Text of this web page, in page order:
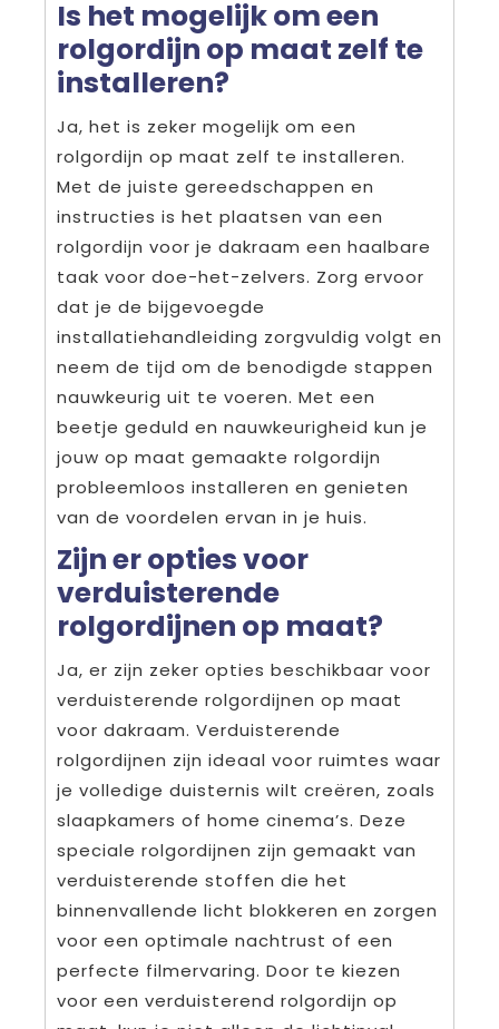
Is het mogelijk om een
rolgordijn op maat zelf te
installeren?
Ja, het is zeker mogelijk om een
rolgordijn op maat zelf te installeren.
Met de juiste gereedschappen en
instructies is het plaatsen van een
rolgordijn voor je dakraam een haalbare
taak voor doe-het-zelvers. Zorg ervoor
dat je de bijgevoegde
installatiehandleiding zorgvuldig volgt en
neem de tijd om de benodigde stappen
nauwkeurig uit te voeren. Met een
beetje geduld en nauwkeurigheid kun je
jouw op maat gemaakte rolgordijn
probleemloos installeren en genieten
van de voordelen ervan in je huis.
Zijn er opties voor
verduisterende
rolgordijnen op maat?
Ja, er zijn zeker opties beschikbaar voor
verduisterende rolgordijnen op maat
voor dakraam. Verduisterende
rolgordijnen zijn ideaal voor ruimtes waar
je volledige duisternis wilt creëren, zoals
slaapkamers of home cinema’s. Deze
speciale rolgordijnen zijn gemaakt van
verduisterende stoffen die het
binnenvallende licht blokkeren en zorgen
voor een optimale nachtrust of een
perfecte filmervaring. Door te kiezen
voor een verduisterend rolgordijn op